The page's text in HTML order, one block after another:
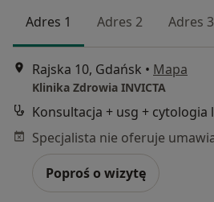
Adres 1 Adres 2 Adres 3
Rajska 10, Gdańsk • Mapa
Klinika Zdrowia INVICTA
Poproś o wizytę